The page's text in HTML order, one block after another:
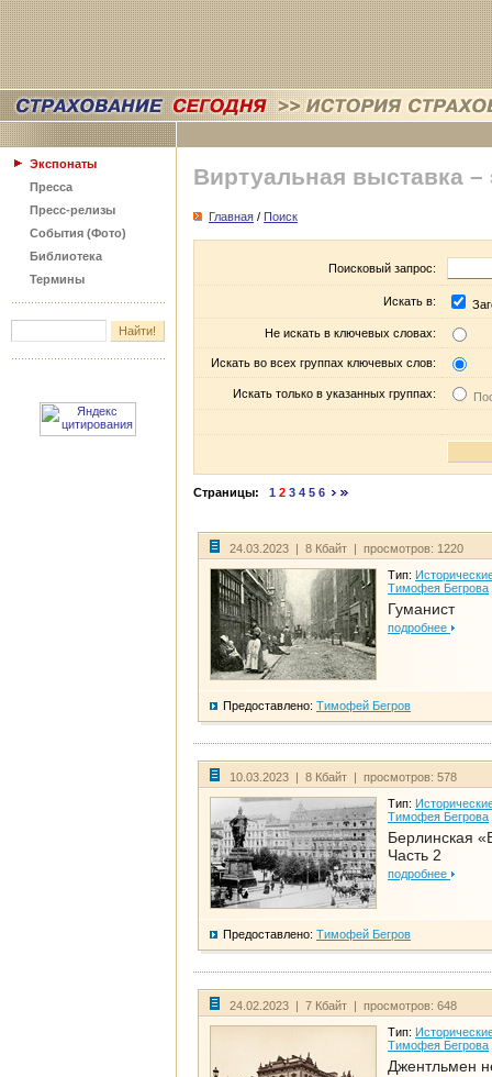
Экспонаты
Пресса
Пресс-релизы
События (Фото)
Библиотека
Термины
Виртуальная выставка –
Главная / Поиск
Поисковый запрос:
Искать в:
Не искать в ключевых словах:
Искать во всех группах ключевых слов:
Искать только в указанных группах:
Страницы: 1 2 3 4 5 6
24.03.2023 | 8 Кбайт | просмотров: 1220
Тип:
Тимофея Бегрова
Гуманист
подробнее
Предоставлено: Тимофей Бегров
10.03.2023 | 8 Кбайт | просмотров: 578
Тип:
Тимофея Бегрова
Берлинская
Часть 2
подробнее
Предоставлено: Тимофей Бегров
24.02.2023 | 7 Кбайт | просмотров: 648
Тип:
Тимофея Бегрова
Джентльмен